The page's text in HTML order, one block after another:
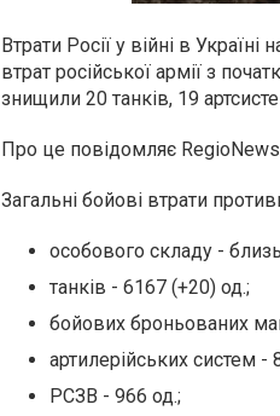
Втрати Росії у війні в Україні
втрат російської армії з
знищили 20 танків, 19
Про це повідомляє
Загальні бойові втрати
особового складу -
танків - 6167 (+20) од.;
бойових броньованих
артилерійських систем -
РСЗВ - 966 од.;